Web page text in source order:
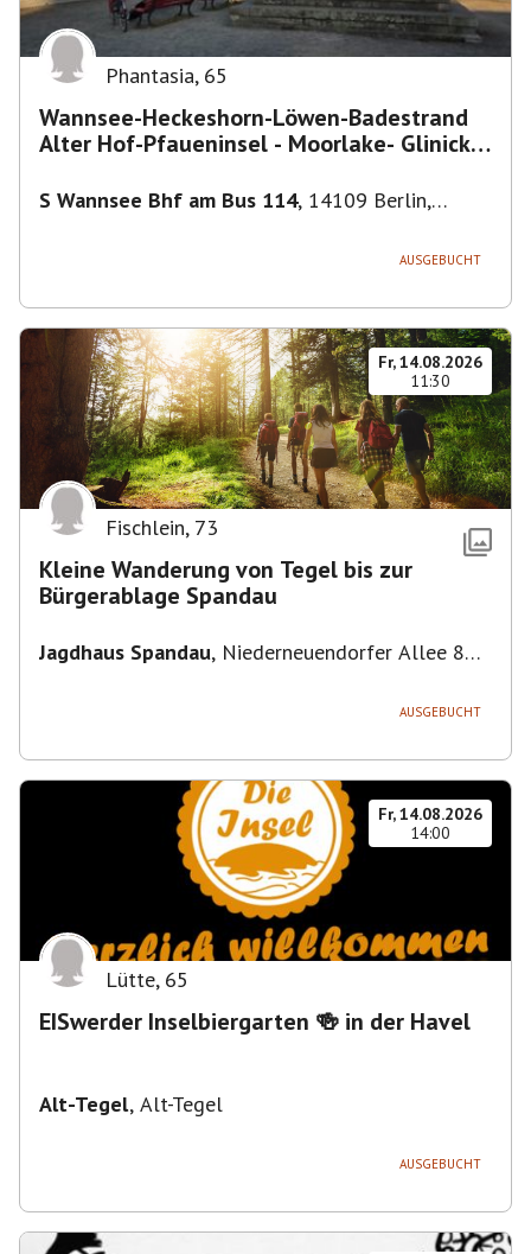
Phantasia, 65
Wannsee-Heckeshorn-Löwen-Badestrand
Alter Hof-Pfaueninsel - Moorlake- Glinicker
S Wannsee Bhf am Bus 114, 14109 Berlin,
AUSGEBUCHT
Fr, 14.08.2026
11:30
Fischlein, 73
Kleine Wanderung von Tegel bis zur
Bürgerablage Spandau
Jagdhaus Spandau, Niederneuendorfer Allee 80,
AUSGEBUCHT
Fr, 14.08.2026
14:00
Lütte, 65
EISwerder Inselbiergarten 🍻 in der Havel
Alt-Tegel, Alt-Tegel
AUSGEBUCHT